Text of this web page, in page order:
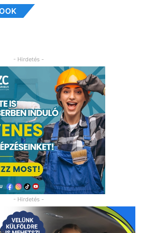
- Hirdetés -
- Hirdetés -